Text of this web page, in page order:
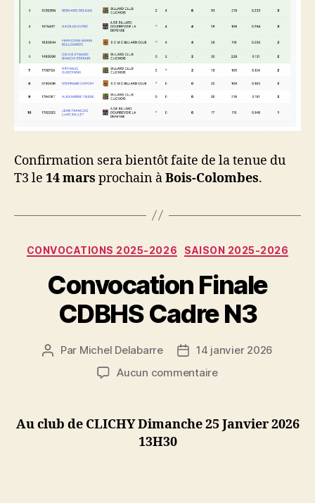
Confirmation sera bientôt faite de la tenue du
T3 le 14 mars prochain àBois-Colombes.
Catégories
CONVOCATIONS 2025-2026 SAISON 2025-2026
Convocation Finale
CDBHS Cadre N3
Auteur
Par Michel Delabarre
Date14 janvier 2026
Aucun commentairesur
CDBHS
Cadre
Au club de CLICHY Dimanche 25 Janvier 2026
13H30